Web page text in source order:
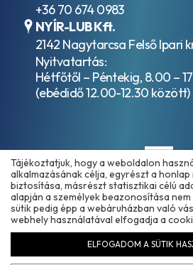
+36 70 674 0983
NYÍR-LUB Kft.
2142 Nagytarcsa Felső Ipari
Nyitvatartás:
Hétfőtől – Péntekig, 8.00 –
(ebédidő 12.00-12.30 között)
Copyright © 2025 - 2026
Tájékoztatjuk, hogy a weboldalon
alkalmazásának célja, egyrészt a
biztosítása, másrészt statisztikai célú
alapján a személyek beazonosítása
sütik pedig épp a webáruházban való
webhely használatával elfogadja a
ELFOGADOM A SÜTIK